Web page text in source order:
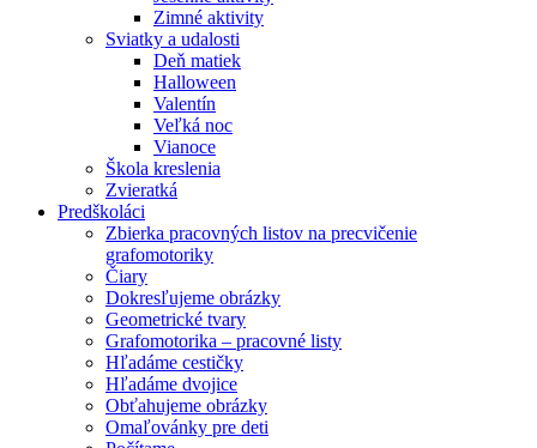
Zimné aktivity
Sviatky a udalosti
Deň matiek
Halloween
Valentín
Veľká noc
Vianoce
Škola kreslenia
Zvieratká
Predškoláci
Zbierka pracovných listov na precvičenie
grafomotoriky
Čiary
Dokresľujeme obrázky
Geometrické tvary
Grafomotorika – pracovné listy
Hľadáme cestičky
Hľadáme dvojice
Obťahujeme obrázky
Omaľovánky pre deti